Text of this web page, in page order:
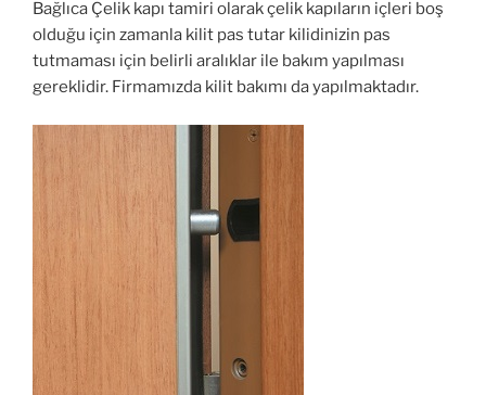
Bağlıca Çelik kapı tamiri olarak çelik kapıların içleri boş
olduğu için zamanla kilit pas tutar kilidinizin pas
tutmaması için belirli aralıklar ile bakım yapılması
gereklidir. Firmamızda kilit bakımı da yapılmaktadır.